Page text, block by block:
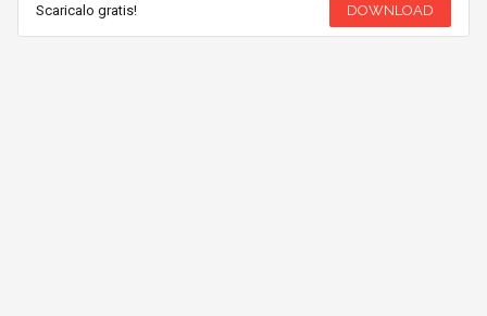
Scaricalo gratis! DOWNLOAD